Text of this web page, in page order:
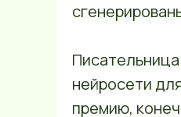
нейросети
премию,